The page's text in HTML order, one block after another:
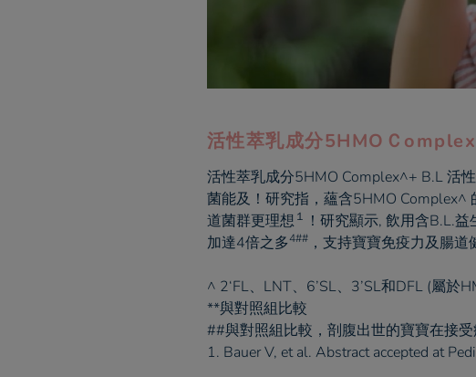
活性萃乳成分5HMOＣ
活性萃乳成分5HMO Complex^+ B.L 活
菌能及！研究指，蘊含5HMO Complex^
道菌群更理想 １ ！研究顯示, 飲用含B.L.
加達4倍之多4##，支持寶寶免疫力及腸道
^ 2‘FL、LNT、6’SL、3’SL和DFL (屬於
**與對照組比較
##與對照組比較，剖腹出世的寶寶在接
1. Bauer V, et al. Abstract accepted at